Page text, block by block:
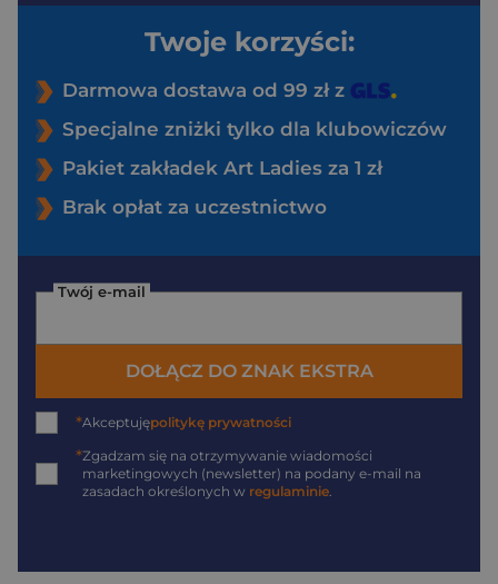
Twoje korzyści:
Darmowa dostawa od 99 zł z
Specjalne zniżki tylko dla klubowiczów
Pakiet zakładek Art Ladies za 1 zł
Brak opłat za uczestnictwo
Twój e-mail
DOŁĄCZ DO ZNAK EKSTRA
*Akceptujępolitykę prywatności
*Zgadzam się na otrzymywanie wiadomości
marketingowych (newsletter) na podany e-mail na
zasadach określonych w regulaminie